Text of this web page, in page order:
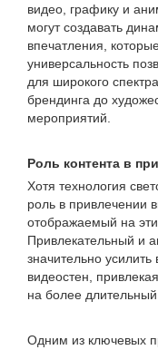
видео, графику и
могут создавать
впечатления,
универсальность
для широкого
брендинга до
мероприятий.
Роль контента в
Хотя технология
роль в привлечении
отображаемый на
Привлекательный и
значительно
видеостен,
на более
Одним из ключевых